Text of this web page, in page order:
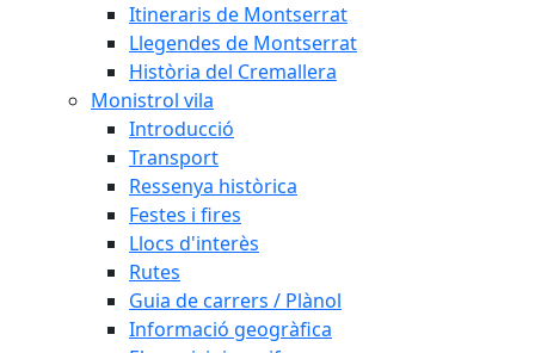
Itineraris de Montserrat
Llegendes de Montserrat
Història del Cremallera
Monistrol vila
Introducció
Transport
Ressenya històrica
Festes i fires
Llocs d'interès
Rutes
Guia de carrers / Plànol
Informació geogràfica